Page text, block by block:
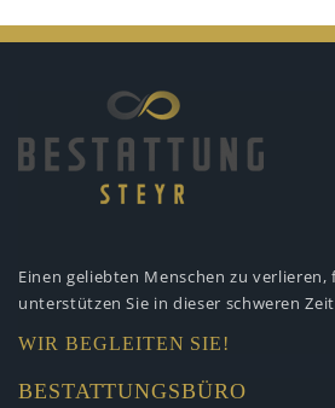
Einen geliebten Menschen zu verlieren,
unterstützen Sie in dieser schweren
WIR BEGLEITEN SIE!
BESTATTUNGSBÜRO